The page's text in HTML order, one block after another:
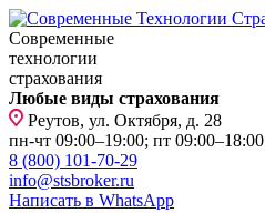
Современные
технологии
страхования
Любые виды страхования
Реутов, ул. Октября, д. 28
пн-чт 09:00–19:00; пт 09:00–18:00
8 (800) 101-70-29
info@stsbroker.ru
Написать в WhatsApp